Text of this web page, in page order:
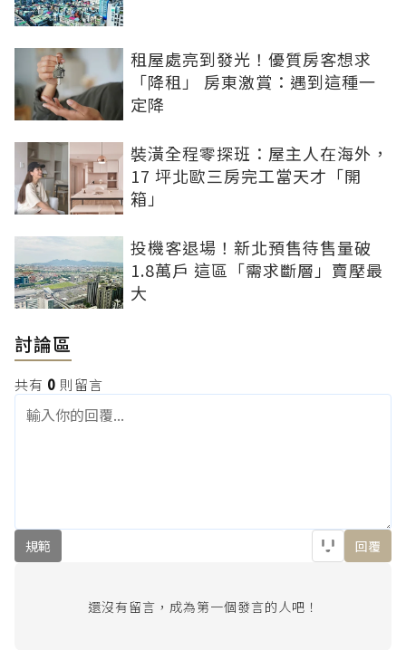
租屋處亮到發光！優質房客想求
「降租」 房東激賞：遇到這種一
定降
裝潢全程零探班：屋主人在海外，
17 坪北歐三房完工當天才「開
箱」
投機客退場！新北預售待售量破
1.8萬戶 這區「需求斷層」賣壓最
大
討論區
共有 0 則留言
規範 回覆
還沒有留言，成為第一個發言的人吧！